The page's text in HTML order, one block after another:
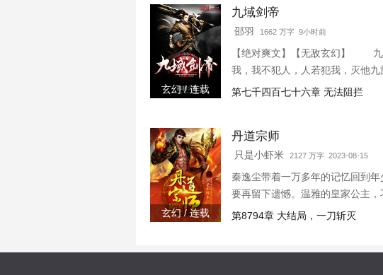
玄幻 / 连载
九域剑帝
邵羽 1662 万字 9小时前
【绝对爽文】【无敌玄幻】
我，我不犯人，人若犯我，灭
第七千四百七十六章 无法阻拦
玄幻 / 连载
丹道宗师
只是小虾米 2127 万字 2023-08-15
秦逸尘带着一万多年的记忆回到
要再留下遗憾。温雅的皇家公主
第8794章 大结局，一刀斩灭